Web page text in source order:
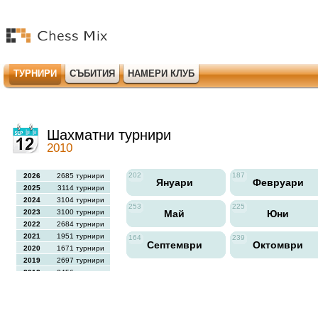
ТУРНИРИ СЪБИТИЯ НАМЕРИ КЛУБ
Шахматни турнири
2010
2026
2685 турнири
2025
3114 турнири
2024
3104 турнири
2023
3100 турнири
2022
2684 турнири
2021
1951 турнири
2020
1671 турнири
2019
2697 турнири
2018
2456 турнири
202
Януари
187
Февруари
253
Май
225
Юни
164
Септември
239
Октомври